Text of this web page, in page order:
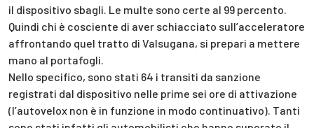
il dispositivo sbagli. Le multe sono certe al 99 percento.
Quindi chi è cosciente di aver schiacciato sull’acceleratore
affrontando quel tratto di Valsugana, si prepari a mettere
mano al portafogli.
Nello specifico, sono stati 64 i transiti da sanzione
registrati dal dispositivo nelle prime sei ore di attivazione
(l’autovelox non è in funzione in modo continuativo). Tanti